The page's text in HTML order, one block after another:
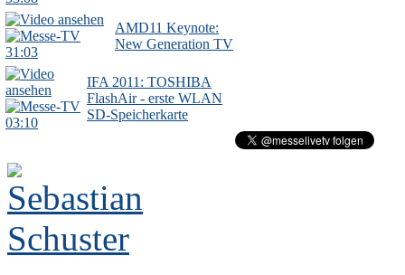
31:03
AMD11 Keynote:
New Generation TV
03:10
IFA 2011: TOSHIBA
FlashAir - erste WLAN
SD-Speicherkarte